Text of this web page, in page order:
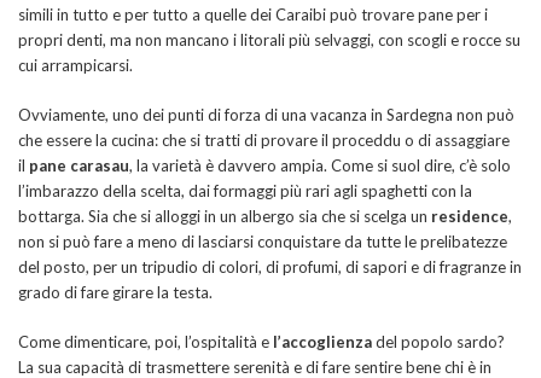
simili in tutto e per tutto a quelle dei Caraibi può trovare pane per i
propri denti, ma non mancano i litorali più selvaggi, con scogli e rocce su
cui arrampicarsi.
Ovviamente, uno dei punti di forza di una vacanza in Sardegna non può
che essere la cucina: che si tratti di provare il proceddu o di assaggiare
il pane carasau, la varietà è davvero ampia. Come si suol dire, c’è solo
l’imbarazzo della scelta, dai formaggi più rari agli spaghetti con la
bottarga. Sia che si alloggi in un albergo sia che si scelga un residence,
non si può fare a meno di lasciarsi conquistare da tutte le prelibatezze
del posto, per un tripudio di colori, di profumi, di sapori e di fragranze in
grado di fare girare la testa.
Come dimenticare, poi, l’ospitalità e l’accoglienzadel popolo sardo?
La sua capacità di trasmettere serenità e di fare sentire bene chi è in